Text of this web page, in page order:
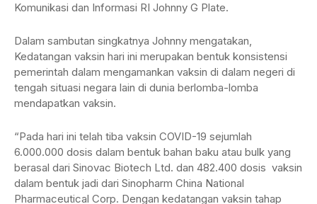
Komunikasi dan Informasi RI Johnny G Plate.
Dalam sambutan singkatnya Johnny mengatakan,
Kedatangan vaksin hari ini merupakan bentuk konsistensi
pemerintah dalam mengamankan vaksin di dalam negeri di
tengah situasi negara lain di dunia berlomba-lomba
mendapatkan vaksin.
“Pada hari ini telah tiba vaksin COVID-19 sejumlah
6.000.000 dosis dalam bentuk bahan baku atau bulk yang
berasal dari Sinovac Biotech Ltd. dan 482.400 dosis vaksin
dalam bentuk jadi dari Sinopharm China National
Pharmaceutical Corp. Dengan kedatangan vaksin tahap